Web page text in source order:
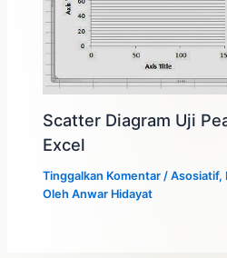
Scatter Diagram Uji
Excel
Tinggalkan Komentar /Asosiatif,
OlehAnwar Hidayat